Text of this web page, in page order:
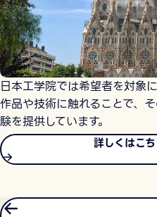
日本工学院では希望者を対象
作品や技術に触れることで、
験を提供しています。
詳しくはこ